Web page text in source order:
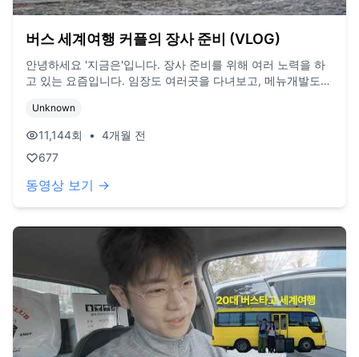
버스 세계여행 커플의 장사 준비 (VLOG)
안녕하세요 '지금은'입니다. 장사 준비를 위해 여러 노력을 하
고 있는 요즘입니다. 임장도 여러곳을 다녀보고, 메뉴개발도
르겠네요. 재밌게 봐주셨으면 좋겠습니다. 오늘도 시청해주셔
서 감사하고, 다음에 또 뵙겠습니다..!❤️ BGM/ youtube music
Camera/ DJI Action6, Iphone
Unknown
11,144회 • 4개월 전
677
동영상 보기 →